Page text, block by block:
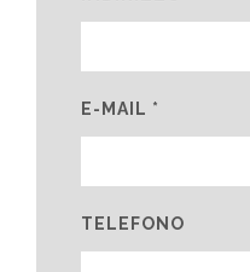
E-MAIL *
TELEFONO